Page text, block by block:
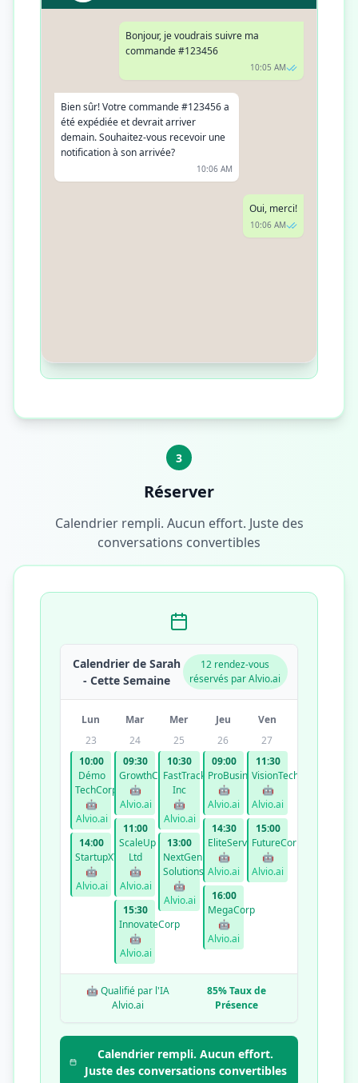
Bonjour, je voudrais suivre ma
commande #123456
10:05 AM
Bien sûr! Votre commande #123456 a
été expédiée et devrait arriver
demain. Souhaitez-vous recevoir une
notification à son arrivée?
10:06 AM
Oui, merci!
10:06 AM
3
Réserver
Calendrier rempli. Aucun effort. Juste des
conversations convertibles
Calendrier de Sarah
- Cette Semaine
12 rendez-vous
réservés par Alvio.ai
Lun Mar Mer Jeu
Ven
23
10:00
Démo
TechCorp
🤖
Alvio.ai
14:00
StartupXYZ
🤖
Alvio.ai
24
09:30
GrowthCo
🤖
Alvio.ai
11:00
ScaleUp
Ltd
🤖
Alvio.ai
15:30
InnovateCorp
🤖
Alvio.ai
25
10:30
FastTrack
Inc
🤖
Alvio.ai
13:00
NextGen
Solutions
🤖
Alvio.ai
26
09:00
ProBusiness
🤖
Alvio.ai
14:30
EliteServices
🤖
Alvio.ai
16:00
MegaCorp
🤖
Alvio.ai
27
11:30
VisionTech
🤖
Alvio.ai
15:00
FutureCorp
🤖
Alvio.ai
🤖 Qualifié par l'IA
Alvio.ai
85% Taux de
Présence
Calendrier rempli. Aucun effort.
Juste des conversations convertibles